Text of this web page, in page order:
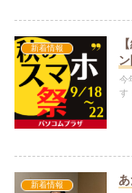
新着情報
ン
今
す
新着情報